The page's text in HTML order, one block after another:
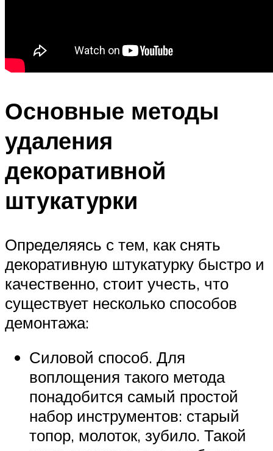
Основные методы
удаления
декоративной
штукатурки
Определяясь с тем, как снять
декоративную штукатурку быстро и
качественно, стоит учесть, что
существует несколько способов
демонтажа:
Силовой способ. Для
воплощения такого метода
понадобится самый простой
набор инструментов: старый
топор, молоток, зубило. Такой